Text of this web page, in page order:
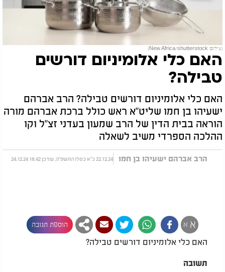
(צילום: New Africa/shutterstock)
האם כלי אלומיניום דורשים
טבילה?
האם כלי אלומיניום דורשים טבילה? הרב אברהם
ישעיהו בן חמו שליט"א ראש כולל ברכת אברהם מורה
הוראה בבית הדין של הרב שמעון בעדני זצ"ל וקו
ההלכה הספרדי משיב לשאלה
הרב אברהם ישעיהו בן חמו 22.12.24 כ"א כסלו התשפ"ה, עודכן 18:42 24.12.24
א א הוספת תגובה
האם כלי אלומיניום דורשים טבילה?
תשובה